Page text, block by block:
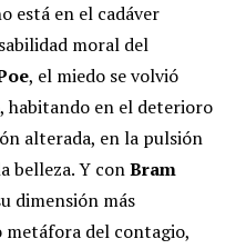
está en el cadáver
moral del
, el miedo se volvió
habitando en el deterioro
alterada, en la pulsión
belleza. Y conBram
dimensión más
metáfora del contagio,